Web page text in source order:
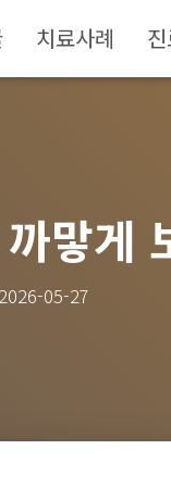
치료사례
맣게
2026-05-27